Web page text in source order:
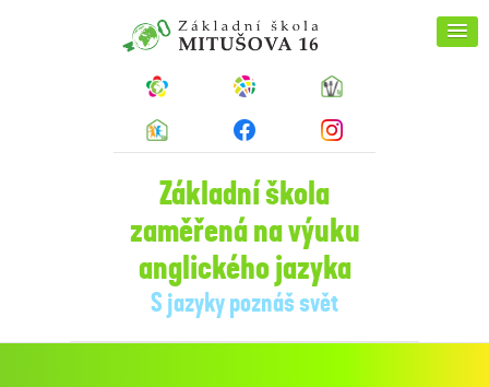
Základní škola
zaměřená na výuku
anglického jazyka
S jazyky poznáš svět